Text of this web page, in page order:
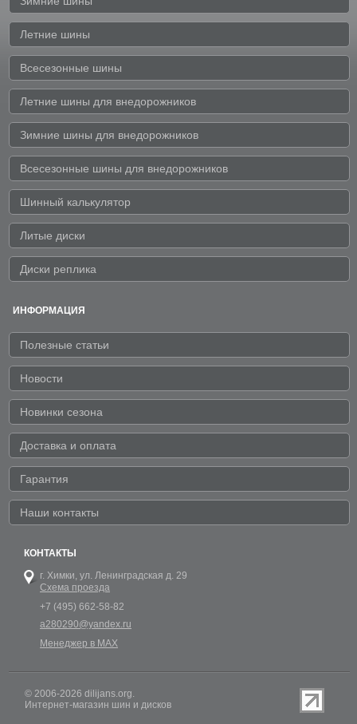
Летние шины
Всесезонные шины
Летние шины для внедорожников
Зимние шины для внедорожников
Всесезонные шины для внедорожников
Шинный калькулятор
Литые диски
Диски реплика
ИНФОРМАЦИЯ
Полезные статьи
Новости
Новинки сезона
Доставка и оплата
Гарантия
Наши контакты
КОНТАКТЫ
г. Химки, ул. Ленинградская д. 29
Схема проезда
+7 (495) 662-58-82
a280290@yandex.ru
Менеджер в MAX
© 2006-2026 dilijans.org.
Интернет-магазин шин и дисков